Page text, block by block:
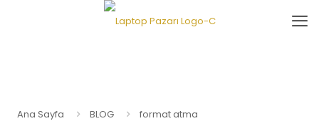
Ana Sayfa BLOG format atma